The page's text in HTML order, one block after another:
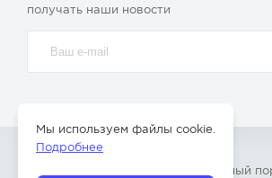
получать наши новости
» – Главный
Мы используем файлы cookie.
Подробнее